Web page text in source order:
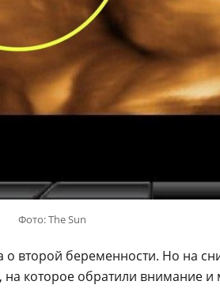
Фото: The Sun
о второй беременности. Но на
которое обратили внимание и